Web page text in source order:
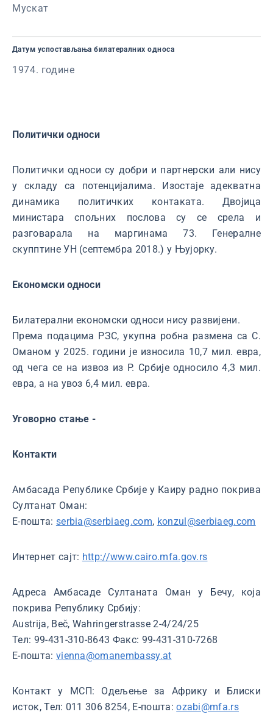
Мускат
Датум успостављања билатералних односа
1974. године
Политички односи
Политички односи су добри и партнерски али нису
у складу са потенцијалима. Изостаје адекватна
динамика политичких контаката. Двојица
министара спољних послова су се срела и
разговарала на маргинама 73. Генералне
скупптине УН (септембра 2018.) у Њујорку.
Економски односи
Билатерални економски односи нису развијени.
Према подацима РЗС, укупна робна размена са С.
Оманом у 2025. години је износила 10,7 мил. евра,
од чега се на извоз из Р. Србије односило 4,3 мил.
евра, а на увоз 6,4 мил. евра.
Уговорно стање -
Контакти
Амбасада Републике Србије у Каиру радно покрива
Султанат Оман:
Е-пошта: serbia@serbiaeg.com, konzul@serbiaeg.com
Интернет сајт: http://www.cairo.mfa.gov.rs
Адреса Амбасаде Султаната Оман у Бечу, која
покрива Републику Србију:
Austrija, Beč, Wahringerstrasse 2-4/24/25
Тел: 99-431-310-8643 Факс: 99-431-310-7268
Е-пошта: vienna@omanembassy.at
Контакт у МСП: Одељење за Африку и Блиски
исток, Тел: 011 306 8254, Е-пошта:ozabi@mfa.rs